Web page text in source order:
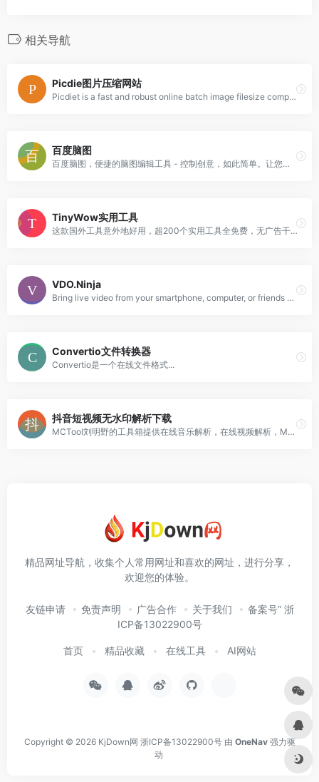
相关导航
Picdie图片压缩网站
Picdiet is a fast and robust online batch image filesize compressor written in JavaScript, images are compressed in your browser, completely free
百度脑图
百度脑图，便捷的脑图编辑工具 - 控制创意，如此简单。让您在线上直接创建、保存并分享你的思路。免安装 云存储 易分享 体验舒适 功能丰富
TinyWow实用工具
这款国外工具意外地好用，超200个实用工具全免费，无广告干扰，更赞的是无需注册，即用即走，真的良心
VDO.Ninja
Bring live video from your smartphone, computer, or friends directly into your Studio. 100% free.
Convertio文件转换器
Convertio是一个在线文件格式...
抖音短视频无水印解析下载
MCTool刘明野的工具箱提供在线音乐解析，在线视频解析，MD5在线加密，更多好用、易用的工具还在不断添加中，欢迎访问！
精品网址导航，收集个人常用网址和喜欢的网址，进行分享，
欢迎您的体验。
友链申请 免责声明 广告合作 关于我们
备案号“ 浙
ICP备13022900号
首页 精品收藏 在线工具 AI网站
Copyright © 2026 KjDown网 浙ICP备13022900号由 OneNav 强力驱
动